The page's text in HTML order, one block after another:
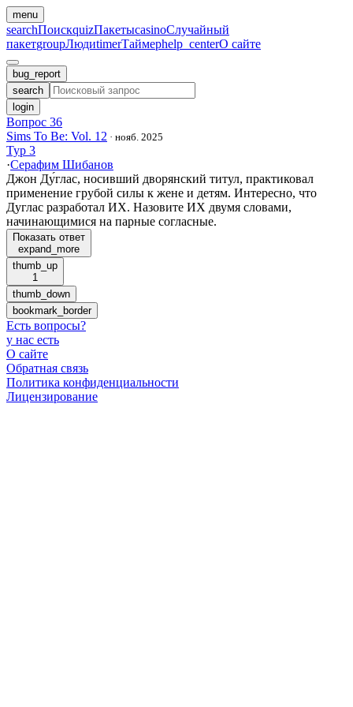
menu
searchПоискquizПакетыcasinoСлучайный
пакетgroupЛюдиtimerТаймерhelp_centerО сайте
bug_report
search
login
Вопрос 36
Sims To Be: Vol. 12 · нояб. 2025
Тур 3
·Серафим Шибанов
Джон Ду́глас, носивший дворянский титул, практиковал
применение грубой силы к жене и детям. Интересно, что
Дуглас разработал ИХ. Назовите ИХ двумя словами,
начинающимися на парные согласные.
Показать ответ
expand_more
thumb_up
1
thumb_down
bookmark_border
Есть вопросы?
у нас есть
О сайте
Обратная связь
Политика конфиденциальности
Лицензирование